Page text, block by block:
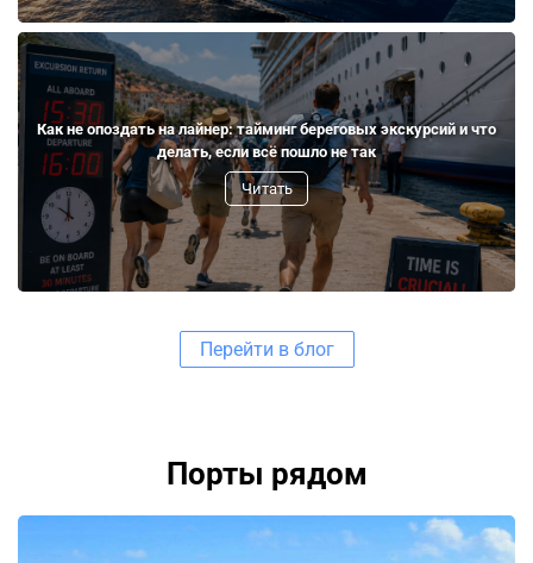
Как не опоздать на лайнер: тайминг береговых экскурсий и что
делать, если всё пошло не так
Читать
Перейти в блог
Порты рядом